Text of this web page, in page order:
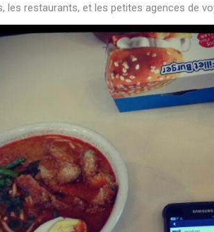
restaurants, et les petites agences de